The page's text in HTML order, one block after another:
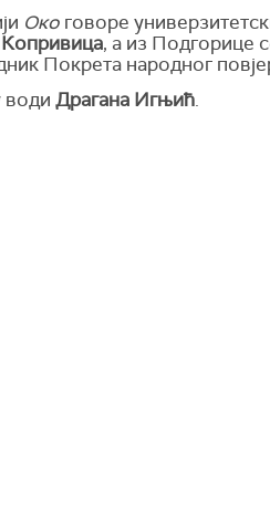
Око говоре
, а из Подгорице
Покрета народног
води Драгана Игњић.